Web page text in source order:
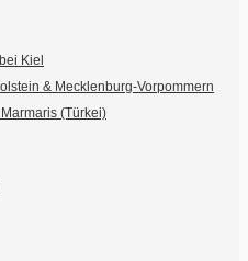
Kiel
& Mecklenburg-Vorpommern
(Türkei)